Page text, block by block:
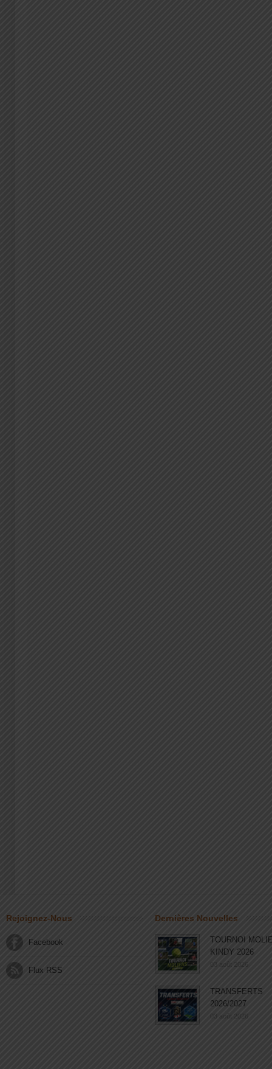
Rejoignez-Nous
Facebook
Flux RSS
Dernières Nouvelles
TOURNOI
KINDY 2026
03 août 2026
TRANSFERTS
2026/2027
03 août 2026